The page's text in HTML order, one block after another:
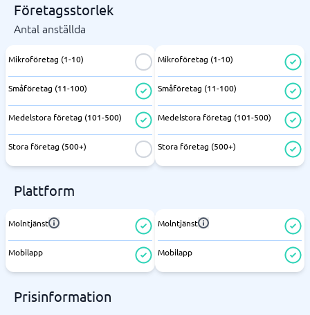
Företagsstorlek
Antal anställda
Mikroföretag (1-10)
Småföretag (11-100)
Medelstora företag (101-500)
Stora företag (500+)
Mikroföretag (1-10)
Småföretag (11-100)
Medelstora företag (101-500)
Stora företag (500+)
Plattform
Molntjänst
Mobilapp
Molntjänst
Mobilapp
Prisinformation